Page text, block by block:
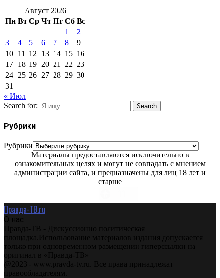
Август 2026
Пн Вт Ср Чт Пт Сб Вс
1
2
3
4 5 6 7 8
9
10 11 12 13 14 15 16
17 18 19 20 21 22 23
24 25 26 27 28 29 30
31
« Июл
Search for:
Search
Рубрики
Рубрики
Материалы предоставляются исключительно в
ознакомительных целях и могут не совпадать с мнением
администрации сайта, и предназначены для лиц 18 лет и
старше
Правда-ТВ.ru
О нас
Правда-ТВ - Дискуссионно политическая
площадка.Использование материалов издания допускается
только при одновременном размещении гиперссылки на
оригинал в «Правда-ТВ»
@2023 - www.pravda-tv.ru. Все права принадлежат
правообладателям.